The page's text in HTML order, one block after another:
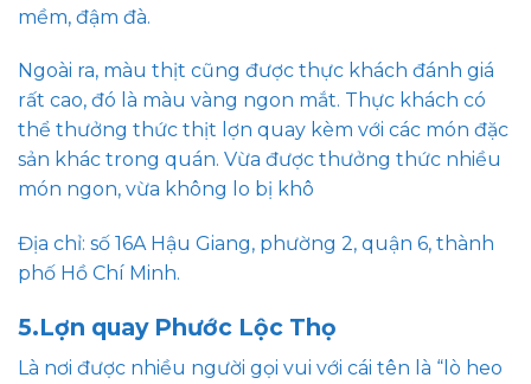
mềm, đậm đà.
Ngoài ra, màu thịt cũng được thực khách đánh giá
rất cao, đó là màu vàng ngon mắt. Thực khách có
thể thưởng thức thịt lợn quay kèm với các món đặc
sản khác trong quán. Vừa được thưởng thức nhiều
món ngon, vừa không lo bị khô
Địa chỉ: số 16A Hậu Giang, phường 2, quận 6, thành
phố Hồ Chí Minh.
5.Lợn quay Phước Lộc Thọ
Là nơi được nhiều người gọi vui với cái tên là “lò heo